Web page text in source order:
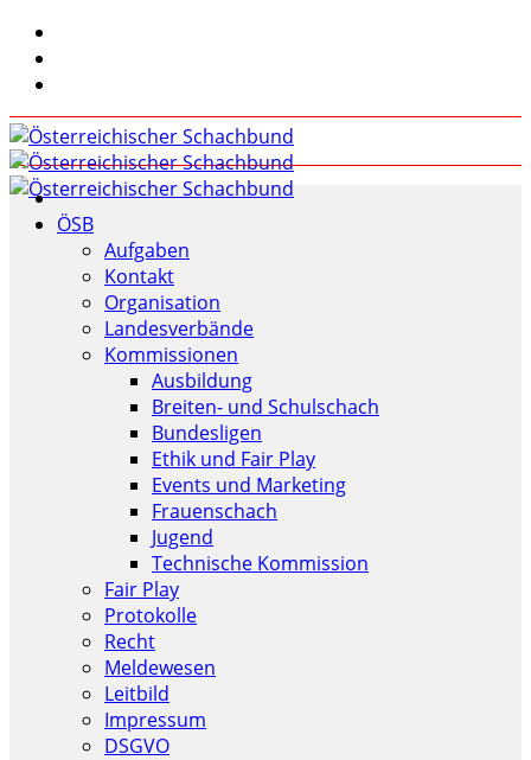
ÖSB
Aufgaben
Kontakt
Organisation
Landesverbände
Kommissionen
Ausbildung
Breiten- und Schulschach
Bundesligen
Ethik und Fair Play
Events und Marketing
Frauenschach
Jugend
Technische Kommission
Fair Play
Protokolle
Recht
Meldewesen
Leitbild
Impressum
DSGVO